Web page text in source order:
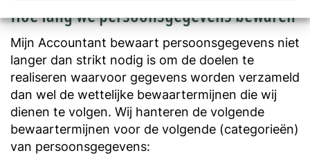
Hoe lang we persoonsgegevens bewaren
Mijn Accountant bewaart persoonsgegevens niet
langer dan strikt nodig is om de doelen te
realiseren waarvoor gegevens worden verzameld
dan wel de wettelijke bewaartermijnen die wij
dienen te volgen. Wij hanteren de volgende
bewaartermijnen voor de volgende (categorieën)
van persoonsgegevens: